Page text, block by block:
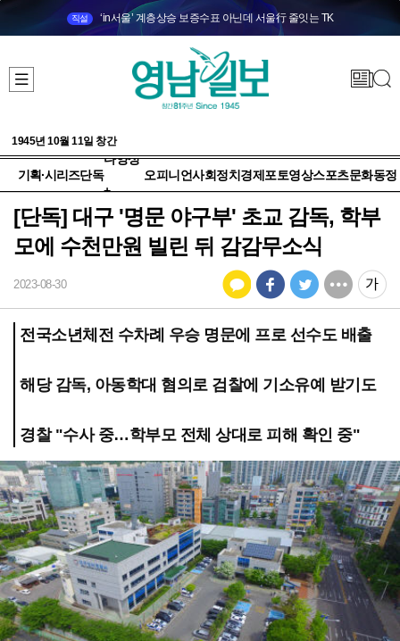
직설 ‘in서울’ 계층상승 보증수표 아닌데 서울行 줄잇는 TK
1945년 10월 11일 창간
기획·시리즈단독
다양성
+
오피니언사회정치 경제 포토영상스포츠문화동정
[단독] 대구 '명문 야구부' 초교 감독, 학부
모에 수천만원 빌린 뒤 감감무소식
2023-08-30
전국소년체전 수차례 우승 명문에 프로 선수도 배출
해당 감독, 아동학대 혐의로 검찰에 기소유예 받기도
경찰 "수사 중…학부모 전체 상대로 피해 확인 중"